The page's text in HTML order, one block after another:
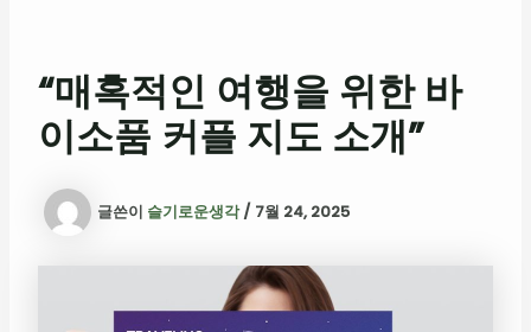
“매혹적인 여행을 위한 바
이소품 커플 지도 소개”
글쓴이 슬기로운생각/ 7월 24, 2025